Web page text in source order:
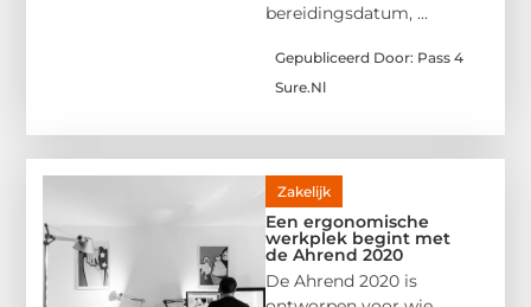
bereidingsdatum, ...
Gepubliceerd Door: Pass 4
Sure.nl
Zakelijk
Een ergonomische
werkplek begint met
de Ahrend 2020
De Ahrend 2020 is